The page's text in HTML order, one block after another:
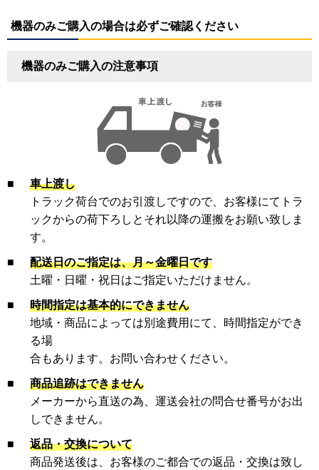
機器のみご購入の場合は必ずご確認ください
機器のみご購入の注意事項
■
車上渡し
トラック荷台でのお引渡しですので、お客様にてトラ
ックからの荷下ろしとそれ以降の運搬をお願い致しま
す。
■
配送日のご指定は、月～金曜日です
土曜・日曜・祝日はご指定いただけません。
■
時間指定は基本的にできません
地域・商品によっては別途費用にて、時間指定ができ
る場
合もあります。お問い合わせください。
■
商品追跡はできません
メーカーから直送の為、運送会社の問合せ番号がお出
しできません。
■
返品・交換について
商品発送後は、お客様のご都合での返品・交換は致し